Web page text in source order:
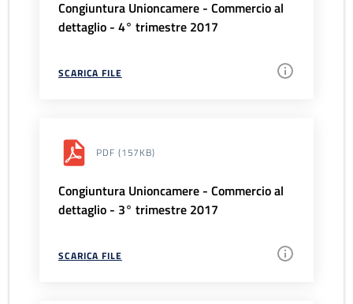
Congiuntura Unioncamere - Commercio al
dettaglio - 4° trimestre 2017
SCARICA FILE
PDF (157KB)
Congiuntura Unioncamere - Commercio al
dettaglio - 3° trimestre 2017
SCARICA FILE